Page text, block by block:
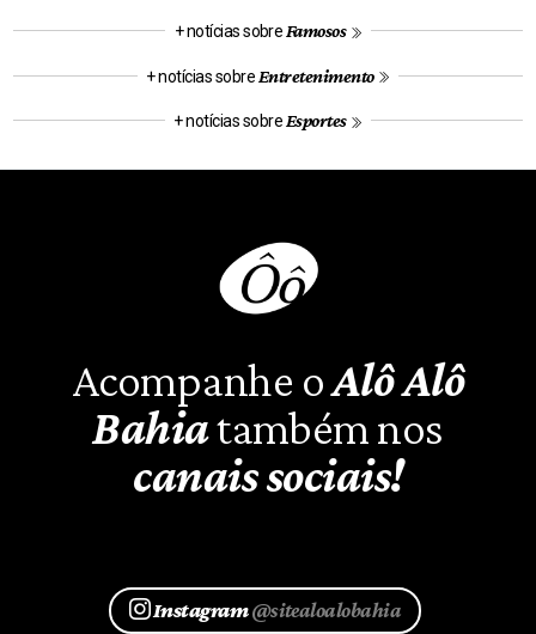
+ notícias sobre Famosos
+ notícias sobre Entretenimento
+ notícias sobre Esportes
Acompanhe oAlô Alô
Bahiatambém nos
canais sociais!
Instagram@sitealoalobahia